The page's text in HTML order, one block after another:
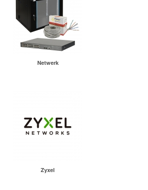
Netwerk
Zyxel